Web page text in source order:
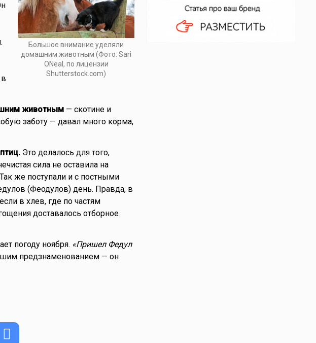
Большое внимание уделяли
домашним животным (Фото: Sari
ONeal, по лицензии
Shutterstock.com)
животным— скотине и
заботу — давал много корма,
Это делалось для того,
сила не оставила на
же поступали и с постными
(Феодулов) день. Правда, в
в хлев, где по частям
доставалось отборное
погоду ноября. «Пришел Федул
предзнаменованием — он